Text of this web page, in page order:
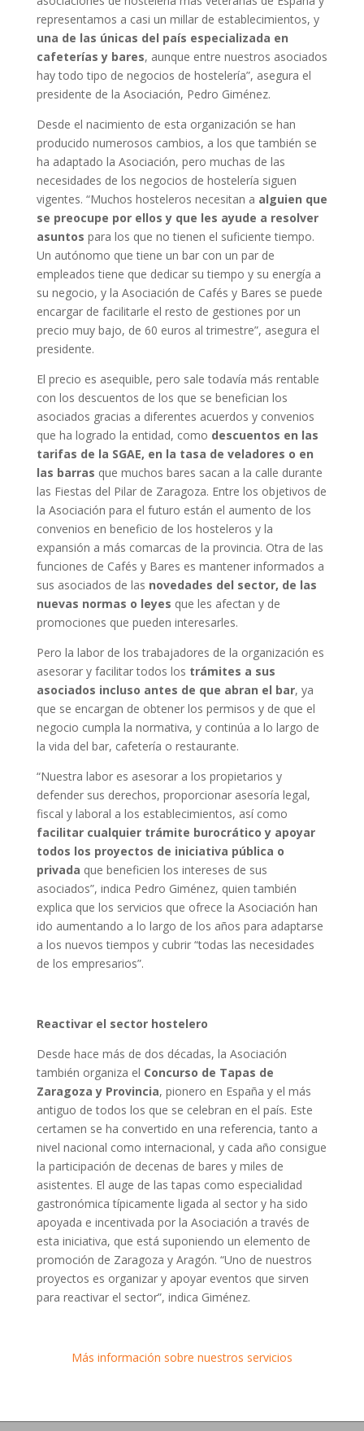
representamos a casi un millar de establecimientos, y
una de las únicas del país especializada en
cafeterías y bares, aunque entre nuestros asociados
hay todo tipo de negocios de hostelería”, asegura el
presidente de la Asociación, Pedro Giménez.
Desde el nacimiento de esta organización se han
producido numerosos cambios, a los que también se
ha adaptado la Asociación, pero muchas de las
necesidades de los negocios de hostelería siguen
vigentes. “Muchos hosteleros necesitan a alguien que
se preocupe por ellos y que les ayude a resolver
asuntos para los que no tienen el suficiente tiempo.
Un autónomo que tiene un bar con un par de
empleados tiene que dedicar su tiempo y su energía a
su negocio, y la Asociación de Cafés y Bares se puede
encargar de facilitarle el resto de gestiones por un
precio muy bajo, de 60 euros al trimestre”, asegura el
presidente.
El precio es asequible, pero sale todavía más rentable
con los descuentos de los que se benefician los
asociados gracias a diferentes acuerdos y convenios
que ha logrado la entidad, como descuentos en las
tarifas de la SGAE, en la tasa de veladores o en
las barras que muchos bares sacan a la calle durante
las Fiestas del Pilar de Zaragoza. Entre los objetivos de
la Asociación para el futuro están el aumento de los
convenios en beneficio de los hosteleros y la
expansión a más comarcas de la provincia. Otra de las
funciones de Cafés y Bares es mantener informados a
sus asociados de las novedades del sector, de las
nuevas normas o leyes que les afectan y de
promociones que pueden interesarles.
Pero la labor de los trabajadores de la organización es
asesorar y facilitar todos los trámites a sus
asociados incluso antes de que abran el bar, ya
que se encargan de obtener los permisos y de que el
negocio cumpla la normativa, y continúa a lo largo de
la vida del bar, cafetería o restaurante.
“Nuestra labor es asesorar a los propietarios y
defender sus derechos, proporcionar asesoría legal,
fiscal y laboral a los establecimientos, así como
facilitar cualquier trámite burocrático y apoyar
todos los proyectos de iniciativa pública o
privada que beneficien los intereses de sus
asociados”, indica Pedro Giménez, quien también
explica que los servicios que ofrece la Asociación han
ido aumentando a lo largo de los años para adaptarse
a los nuevos tiempos y cubrir “todas las necesidades
de los empresarios”.
Reactivar el sector hostelero
Desde hace más de dos décadas, la Asociación
también organiza el Concurso de Tapas de
Zaragoza y Provincia, pionero en España y el más
antiguo de todos los que se celebran en el país. Este
certamen se ha convertido en una referencia, tanto a
nivel nacional como internacional, y cada año consigue
la participación de decenas de bares y miles de
asistentes. El auge de las tapas como especialidad
gastronómica típicamente ligada al sector y ha sido
apoyada e incentivada por la Asociación a través de
esta iniciativa, que está suponiendo un elemento de
promoción de Zaragoza y Aragón. “Uno de nuestros
proyectos es organizar y apoyar eventos que sirven
para reactivar el sector”, indica Giménez.
Más información sobre nuestros servicios